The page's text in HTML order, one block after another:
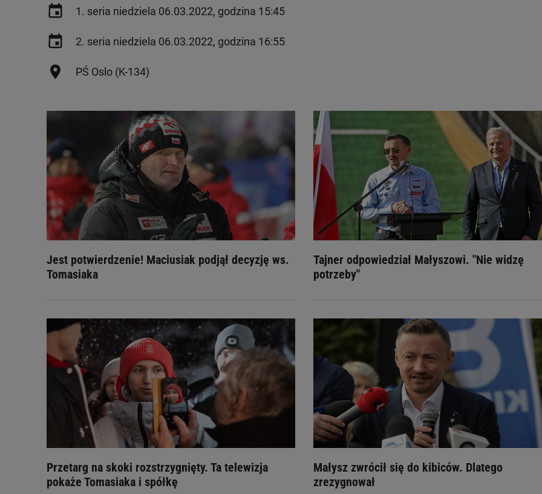
1. seria niedziela 06.03.2022, godzina 15:45
2. seria niedziela 06.03.2022, godzina 16:55
PŚ Oslo (K-134)
Jest potwierdzenie! Maciusiak podjął decyzję ws.
Tomasiaka
Tajner odpowiedział Małyszowi. "Nie widzę
potrzeby"
Przetarg na skoki rozstrzygnięty. Ta telewizja
pokaże Tomasiaka i spółkę
Małysz zwrócił się do kibiców. Dlatego
zrezygnował